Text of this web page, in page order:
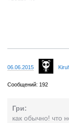
06.06.2015
Сообщений: 192
Гри:
как обычно! что